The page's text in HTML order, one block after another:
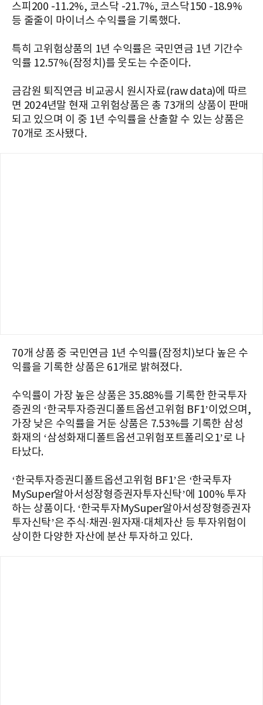
스피200 -11.2%, 코스닥 -21.7%, 코스닥150 -18.9%
등 줄줄이 마이너스 수익률을 기록했다.
특히 고위험상품의 1년 수익률은 국민연금 1년 기간수
익률 12.57%(잠정치)를 웃도는 수준이다.
금감원 퇴직연금 비교공시 원시자료(raw data)에 따르
면 2024년말 현재 고위험상품은 총 73개의 상품이 판매
되고 있으며 이 중 1년 수익률을 산출할 수 있는 상품은
70개로 조사됐다.
70개 상품 중 국민연금 1년 수익률(잠정치)보다 높은 수
익률을 기록한 상품은 61개로 밝혀졌다.
수익률이 가장 높은 상품은 35.88%를 기록한 한국투자
증권의 ‘한국투자증권디폴트옵션고위험 BF1’이었으며,
가장 낮은 수익률을 거둔 상품은 7.53%를 기록한 삼성
화재의 ‘삼성화재디폴트옵션고위험포트폴리오1’로 나
타났다.
‘한국투자증권디폴트옵션고위험 BF1’은 ‘한국투자
MySuper알아서성장형증권자투자신탁’에 100% 투자
하는 상품이다. ‘한국투자MySuper알아서성장형증권자
투자신탁’은 주식∙채권∙원자재∙대체자산 등 투자위험이
상이한 다양한 자산에 분산 투자하고 있다.